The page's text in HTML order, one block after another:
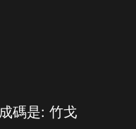
碼是: 竹戈